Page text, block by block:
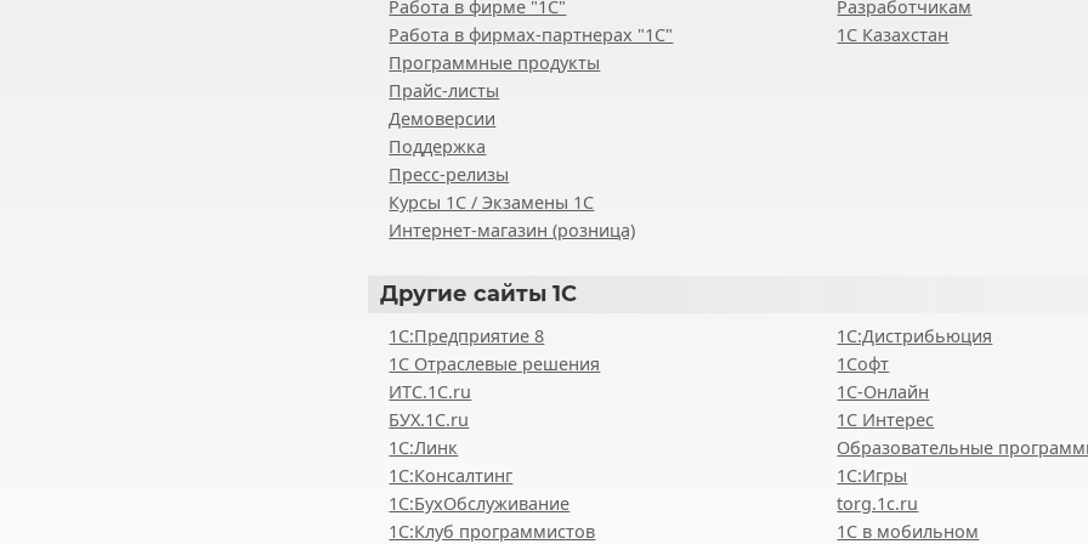
Работа в фирме "1С"
Работа в фирмах-партнерах "1С"
Программные продукты
Прайс-листы
Демоверсии
Поддержка
Пресс-релизы
Курсы 1С / Экзамены 1С
Интернет-магазин (розница)
Разработчикам
1С Казахстан
Другие сайты 1С
1С:Предприятие 8
1С Отраслевые решения
ИТС.1C.ru
БУХ.1С.ru
1С:Линк
1С:Консалтинг
1С:БухОбслуживание
1С:Клуб программистов
1С:Дистрибьюция
1Софт
1С-Онлайн
1С Интерес
Образовательные
1С:Игры
torg.1c.ru
1С в мобильном